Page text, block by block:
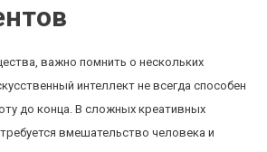
важно помнить о нескольких
интеллект не всегда способен
до конца. В сложных креативных
вмешательство человека и